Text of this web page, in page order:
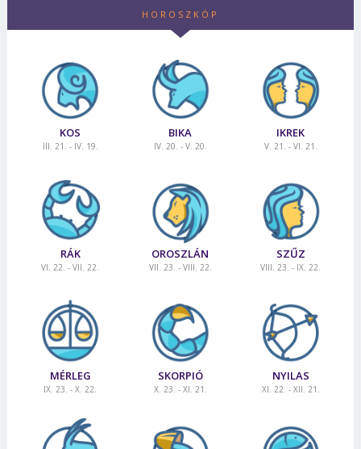
HOROSZKÓP
KOS
III. 21. - IV. 19.
BIKA
IV. 20. - V. 20.
IKREK
V. 21. - VI. 21.
RÁK
VI. 22. - VII. 22.
OROSZLÁN
VII. 23. - VIII. 22.
SZŰZ
VIII. 23. - IX. 22.
MÉRLEG
IX. 23. - X. 22.
SKORPIÓ
X. 23. - XI. 21.
NYILAS
XI. 22. - XII. 21.